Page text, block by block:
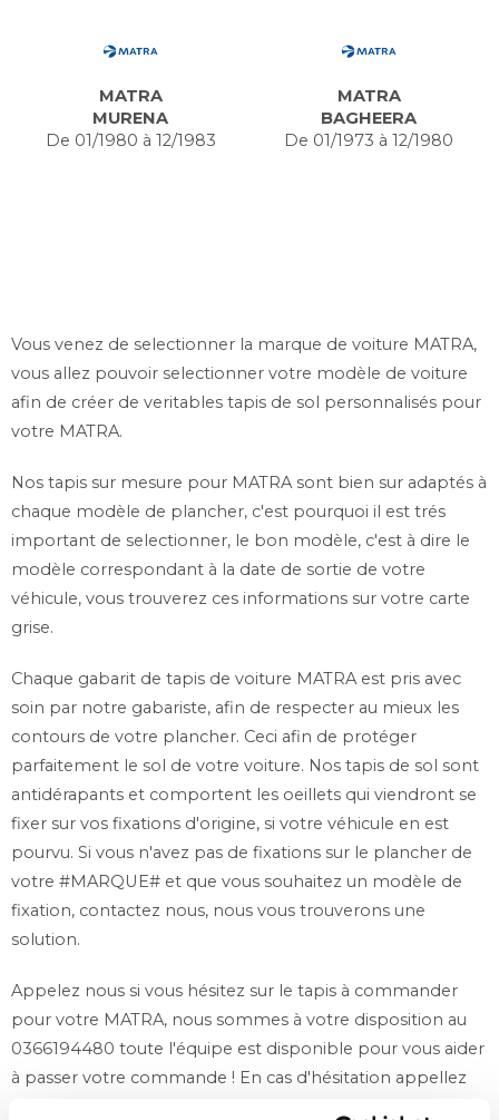
MATRA
MURENA
De 01/1980 à 12/1983
MATRA
BAGHEERA
De 01/1973 à 12/1980
Vous venez de selectionner la marque de voiture MATRA,
vous allez pouvoir selectionner votre modèle de voiture
afin de créer de veritables tapis de sol personnalisés pour
votre MATRA.
Nos tapis sur mesure pour MATRA sont bien sur adaptés à
chaque modèle de plancher, c'est pourquoi il est trés
important de selectionner, le bon modèle, c'est à dire le
modèle correspondant à la date de sortie de votre
véhicule, vous trouverez ces informations sur votre carte
grise.
Chaque gabarit de tapis de voiture MATRA est pris avec
soin par notre gabariste, afin de respecter au mieux les
contours de votre plancher. Ceci afin de protéger
parfaitement le sol de votre voiture. Nos tapis de sol sont
antidérapants et comportent les oeillets qui viendront se
fixer sur vos fixations d'origine, si votre véhicule en est
pourvu. Si vous n'avez pas de fixations sur le plancher de
votre #MARQUE# et que vous souhaitez un modèle de
fixation, contactez nous, nous vous trouverons une
solution.
Appelez nous si vous hésitez sur le tapis à commander
pour votre MATRA, nous sommes à votre disposition au
0366194480 toute l'équipe est disponible pour vous aider
à passer votre commande ! En cas d'hésitation appellez